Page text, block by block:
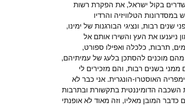
בקול ישראל, את הפקרת רשות
הטלוויזיה והרדיו
רבות, ונציגי הבורגנות של ימינו,
ניענעו את העץ והשירו אותם אל
תרבות, כלכלה ואפילו ספורט,
מוכנים להסתכן בלעג של עמיתיהם,
בשנים רבות, והם מזכירים לי
האוסטרו-הונגרית. אני כבר לא
הדומיננטית בתקשורת ובתרבות
המובן מאליו, וזה מאוד לא אופנתי